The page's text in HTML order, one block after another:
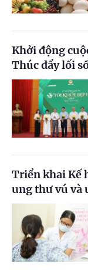
Khởi động
Thúc đẩy lối
Triển khai Kế
ung thư vú và